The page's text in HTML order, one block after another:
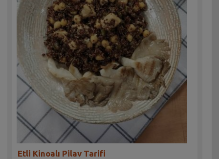
Etli Kinoalı Pilav Tarifi